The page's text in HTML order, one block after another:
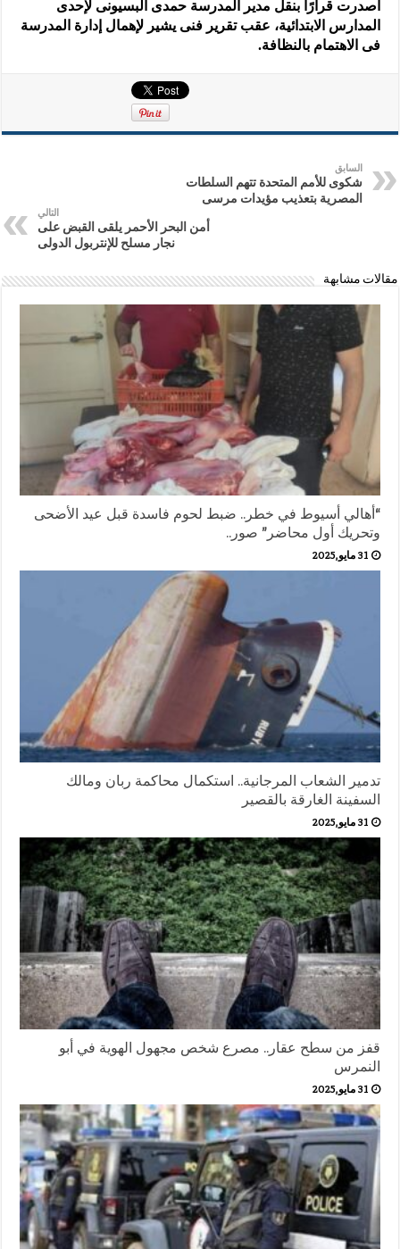
أصدرت قرارًا بنقل مدير المدرسة حمدى البسيونى لإحدى
المدارس الابتدائية، عقب تقرير فنى يشير لإهمال إدارة المدرسة
فى الاهتمام بالنظافة.
السابق
شكوى للأمم المتحدة تتهم السلطات
المصرية بتعذيب مؤيدات مرسى
التالي
أمن البحر الأحمر يلقى القبض على
نجار مسلح للإنتربول الدولى
مقالات مشابهة
“أهالي أسيوط في خطر.. ضبط لحوم فاسدة قبل عيد الأضحى
وتحريك أول محاضر” صور..
31 مايو,2025
تدمير الشعاب المرجانية.. استكمال محاكمة ربان ومالك
السفينة الغارقة بالقصير
31 مايو,2025
قفز من سطح عقار.. مصرع شخص مجهول الهوية في أبو
النمرس
31 مايو,2025